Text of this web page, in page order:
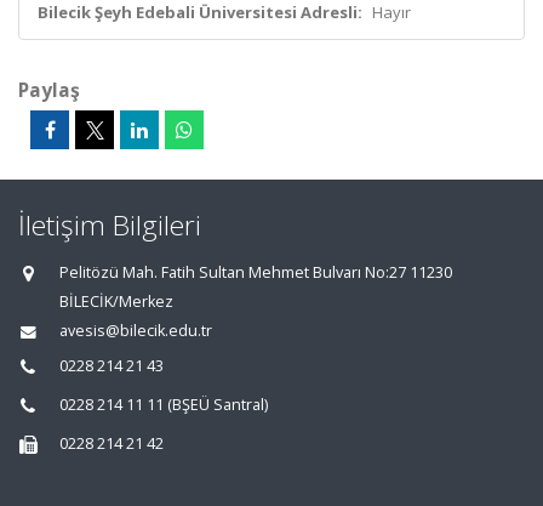
Bilecik Şeyh Edebali Üniversitesi Adresli: Hayır
Paylaş
İletişim Bilgileri
Pelitözü Mah. Fatih Sultan Mehmet Bulvarı No:27 11230
BİLECİK/Merkez
avesis@bilecik.edu.tr
0228 214 21 43
0228 214 11 11 (BŞEÜ Santral)
0228 214 21 42